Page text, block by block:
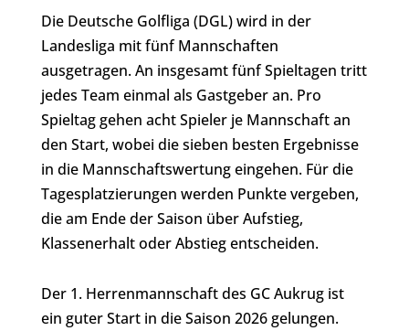
Die Deutsche Golfliga (DGL) wird in der
Landesliga mit fünf Mannschaften
ausgetragen. An insgesamt fünf Spieltagen tritt
jedes Team einmal als Gastgeber an. Pro
Spieltag gehen acht Spieler je Mannschaft an
den Start, wobei die sieben besten Ergebnisse
in die Mannschaftswertung eingehen. Für die
Tagesplatzierungen werden Punkte vergeben,
die am Ende der Saison über Aufstieg,
Klassenerhalt oder Abstieg entscheiden.
Der 1. Herrenmannschaft des GC Aukrug ist
ein guter Start in die Saison 2026 gelungen.